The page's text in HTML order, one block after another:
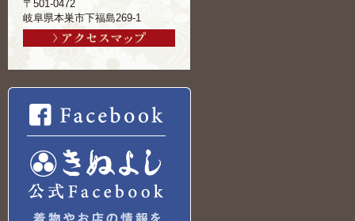
〒501-0472
岐阜県本巣市下福島269-1